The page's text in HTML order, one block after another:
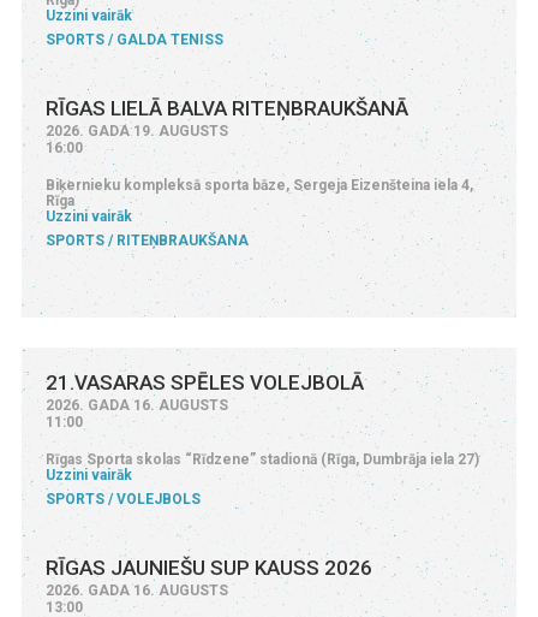
Uzzini vairāk
SPORTS
GALDA TENISS
RĪGAS LIELĀ BALVA RITEŅBRAUKŠANĀ
2026. GADA 19. AUGUSTS
16:00
Biķernieku kompleksā sporta bāze, Sergeja Eizenšteina iela 4,
Rīga
Uzzini vairāk
SPORTS
RITEŅBRAUKŠANA
21.VASARAS SPĒLES VOLEJBOLĀ
2026. GADA 16. AUGUSTS
11:00
Rīgas Sporta skolas “Rīdzene” stadionā (Rīga, Dumbrāja iela 27)
Uzzini vairāk
SPORTS
VOLEJBOLS
RĪGAS JAUNIEŠU SUP KAUSS 2026
2026. GADA 16. AUGUSTS
13:00